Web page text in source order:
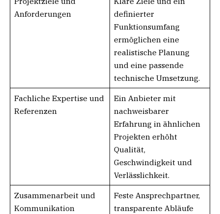
Anforderungen
definierter
Funktionsumfang
ermöglichen eine
realistische Planung
und eine passende
technische Umsetzung.
Fachliche Expertise und
Referenzen
Ein Anbieter mit
nachweisbarer
Erfahrung in ähnlichen
Projekten erhöht
Qualität,
Geschwindigkeit und
Verlässlichkeit.
Zusammenarbeit und
Kommunikation
Feste Ansprechpartner,
transparente Abläufe